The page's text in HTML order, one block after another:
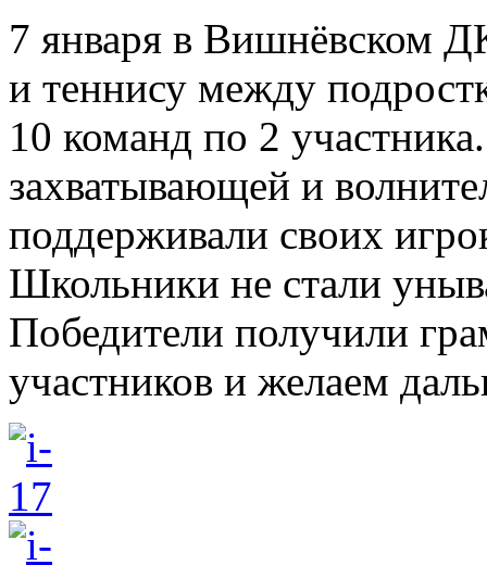
7 января в Вишнёвском
и теннису между
10 команд по 2
захватывающей и
поддерживали своих
Школьники не стали
Победители получили
участников и желаем